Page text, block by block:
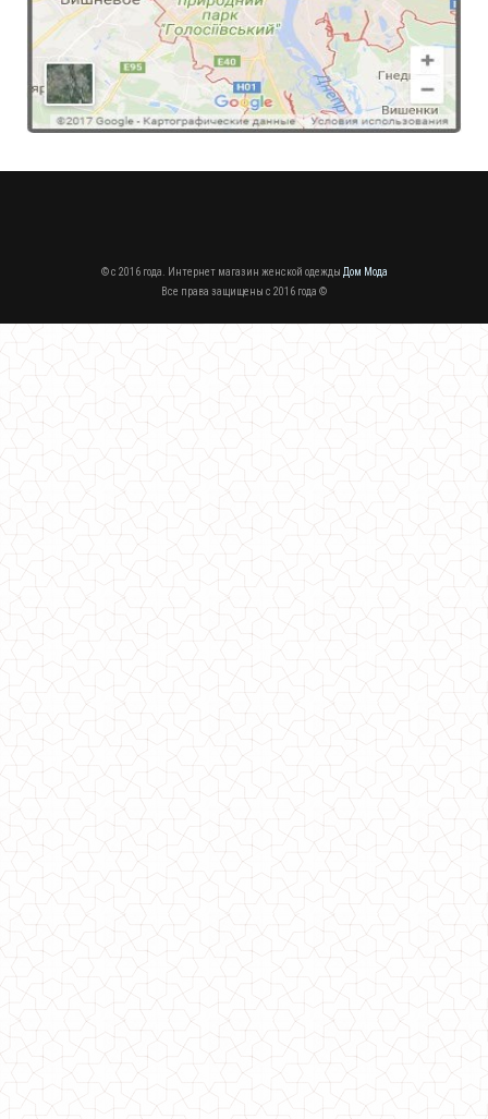
Теплый женский молодежный кардиган со спущенным рукавом
680.00грн.
Теплый вязаный кардиган на флисе
630.00грн.
Теплый женский кардиган с карманами
520.00грн.
Теплый женский кардиган на запах
© c 2016 года. Интернет магазин женской одежды Дом Мода
Все права защищены c 2016 года ©